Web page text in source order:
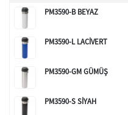
PM3590-B BEYAZ
PM3590-L LACİVERT
PM3590-GM GÜMÜŞ
PM3590-S SİYAH